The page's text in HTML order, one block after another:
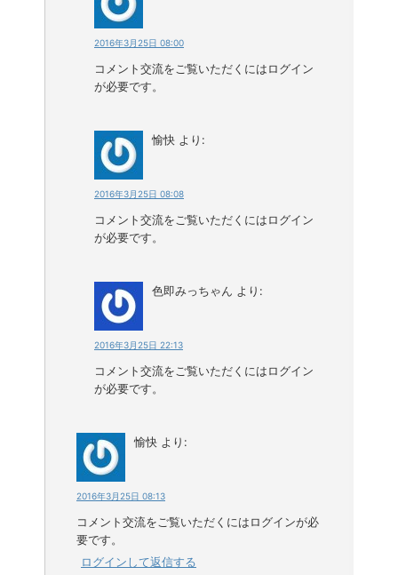
2016年3月25日 08:00
コメント交流をご覧いただくにはログイン
が必要です。
愉快 より:
2016年3月25日 08:08
コメント交流をご覧いただくにはログイン
が必要です。
色即みっちゃん より:
2016年3月25日 22:13
コメント交流をご覧いただくにはログイン
が必要です。
愉快 より:
2016年3月25日 08:13
コメント交流をご覧いただくにはログインが必
要です。
ログインして返信する